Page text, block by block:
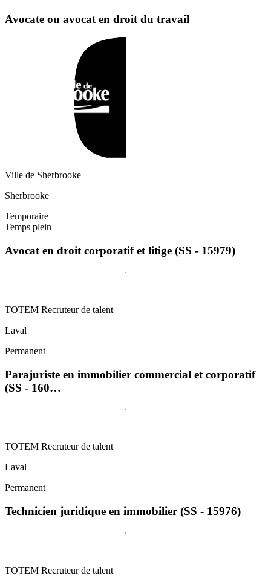
Avocate ou avocat en droit du travail
Ville de Sherbrooke
Sherbrooke
Temporaire
Temps plein
Avocat en droit corporatif et litige (SS - 15979)
TOTEM Recruteur de talent
Laval
Permanent
Parajuriste en immobilier commercial et corporatif
(SS - 160…
TOTEM Recruteur de talent
Laval
Permanent
Technicien juridique en immobilier (SS - 15976)
TOTEM Recruteur de talent